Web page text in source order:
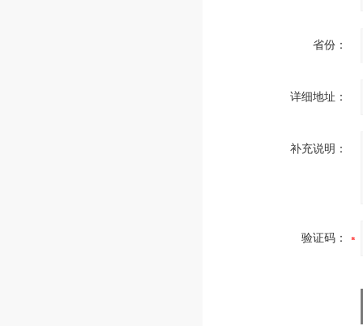
省份：
详细地址：
补充说明：
验证码：